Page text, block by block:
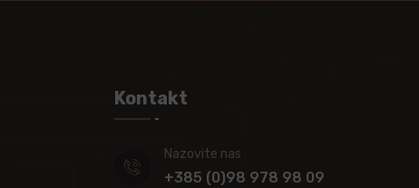
Kontakt
Nazovite nas
+385 (0)98 978 98 09